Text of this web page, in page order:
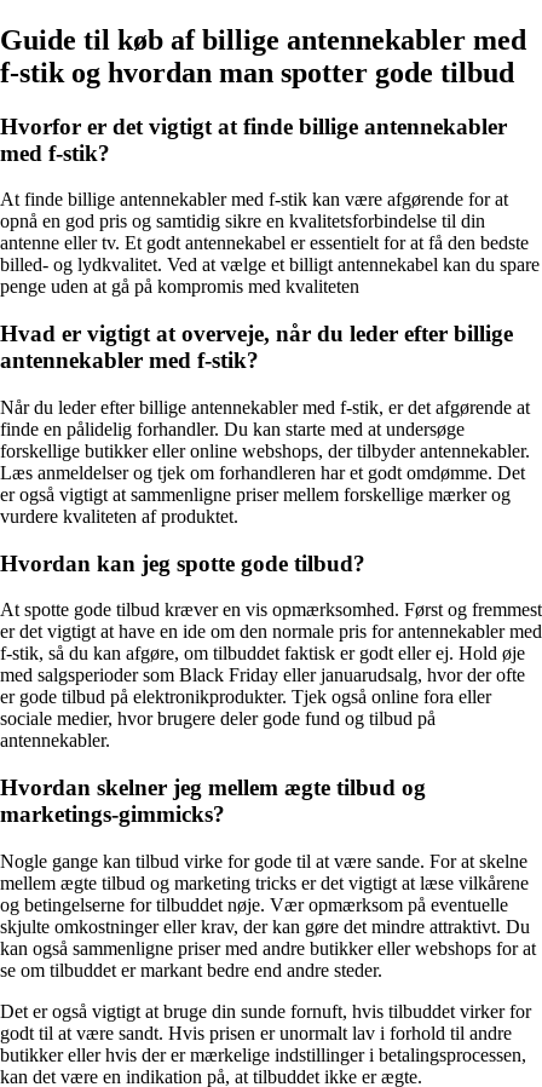
Guide til køb af billige antennekabler med
f-stik og hvordan man spotter gode tilbud
Hvorfor er det vigtigt at finde billige antennekabler
med f-stik?
At finde billige antennekabler med f-stik kan være afgørende for at
opnå en god pris og samtidig sikre en kvalitetsforbindelse til din
antenne eller tv. Et godt antennekabel er essentielt for at få den bedste
billed- og lydkvalitet. Ved at vælge et billigt antennekabel kan du spare
penge uden at gå på kompromis med kvaliteten
Hvad er vigtigt at overveje, når du leder efter billige
antennekabler med f-stik?
Når du leder efter billige antennekabler med f-stik, er det afgørende at
finde en pålidelig forhandler. Du kan starte med at undersøge
forskellige butikker eller online webshops, der tilbyder antennekabler.
Læs anmeldelser og tjek om forhandleren har et godt omdømme. Det
er også vigtigt at sammenligne priser mellem forskellige mærker og
vurdere kvaliteten af produktet.
Hvordan kan jeg spotte gode tilbud?
At spotte gode tilbud kræver en vis opmærksomhed. Først og fremmest
er det vigtigt at have en ide om den normale pris for antennekabler med
f-stik, så du kan afgøre, om tilbuddet faktisk er godt eller ej. Hold øje
med salgsperioder som Black Friday eller januarudsalg, hvor der ofte
er gode tilbud på elektronikprodukter. Tjek også online fora eller
sociale medier, hvor brugere deler gode fund og tilbud på
antennekabler.
Hvordan skelner jeg mellem ægte tilbud og
marketings-gimmicks?
Nogle gange kan tilbud virke for gode til at være sande. For at skelne
mellem ægte tilbud og marketing tricks er det vigtigt at læse vilkårene
og betingelserne for tilbuddet nøje. Vær opmærksom på eventuelle
skjulte omkostninger eller krav, der kan gøre det mindre attraktivt. Du
kan også sammenligne priser med andre butikker eller webshops for at
se om tilbuddet er markant bedre end andre steder.
Det er også vigtigt at bruge din sunde fornuft, hvis tilbuddet virker for
godt til at være sandt. Hvis prisen er unormalt lav i forhold til andre
butikker eller hvis der er mærkelige indstillinger i betalingsprocessen,
kan det være en indikation på, at tilbuddet ikke er ægte.